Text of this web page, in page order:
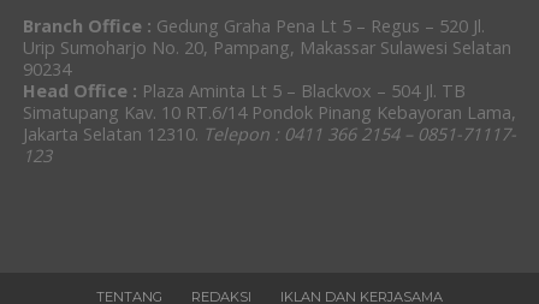
Branch Office : Gedung Graha Pena Lt 5 – Regus – 520 Jl.
Urip Sumoharjo No. 20, Pampang, Makassar Sulawesi Selatan
90234
Head Office : Plaza Aminta Lt 5 – Blackvox – 504 Jl. TB
Simatupang Kav. 10 RT.6/14 Pondok Pinang Kebayoran Lama,
Jakarta Selatan 12310. Telepon : 0411 366 2154 – 0851-71117-
123
TENTANG REDAKSI IKLAN DAN KERJASAMA